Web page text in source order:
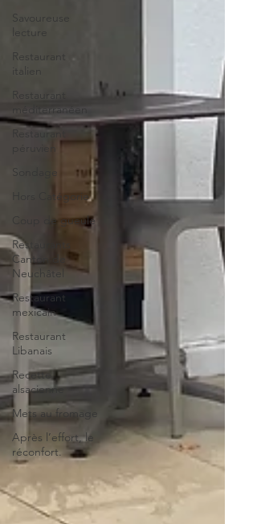
Savoureuse
lecture
Restaurant
italien
Restaurant
méditerranéen
Restaurant
Sondage
Hors Catégorie
Coup de gueule
Restaurants
Canton de
Neuchâtel
Restaurant
mexicain
Restaurant
Libanais
Recette
alsacienne
Mets au fromage
Après l’effort, le
réconfort.